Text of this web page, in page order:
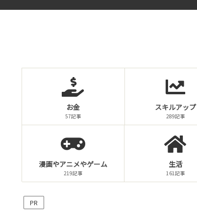
お金
57記事
スキルアップ
289記事
漫画やアニメやゲーム
219記事
生活
161記事
PR